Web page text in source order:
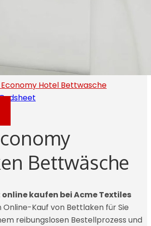
Economy Hotel Bettwasche
Bettwäsche
kaufen bei Acme Textiles
Kauf von Bettlaken für Sie
reibungslosen Bestellprozess und